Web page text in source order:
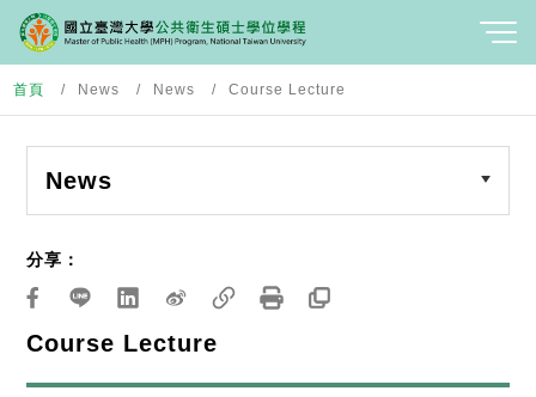
首頁 News News Course Lecture
News
Course Lecture
分享：